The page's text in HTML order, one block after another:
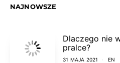
NAJNOWSZE
Dlaczego nie
pralce?
31 MAJA 2021 EN